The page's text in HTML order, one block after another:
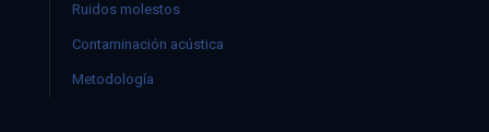
Ruidos molestos
Contaminación acústica
Metodología